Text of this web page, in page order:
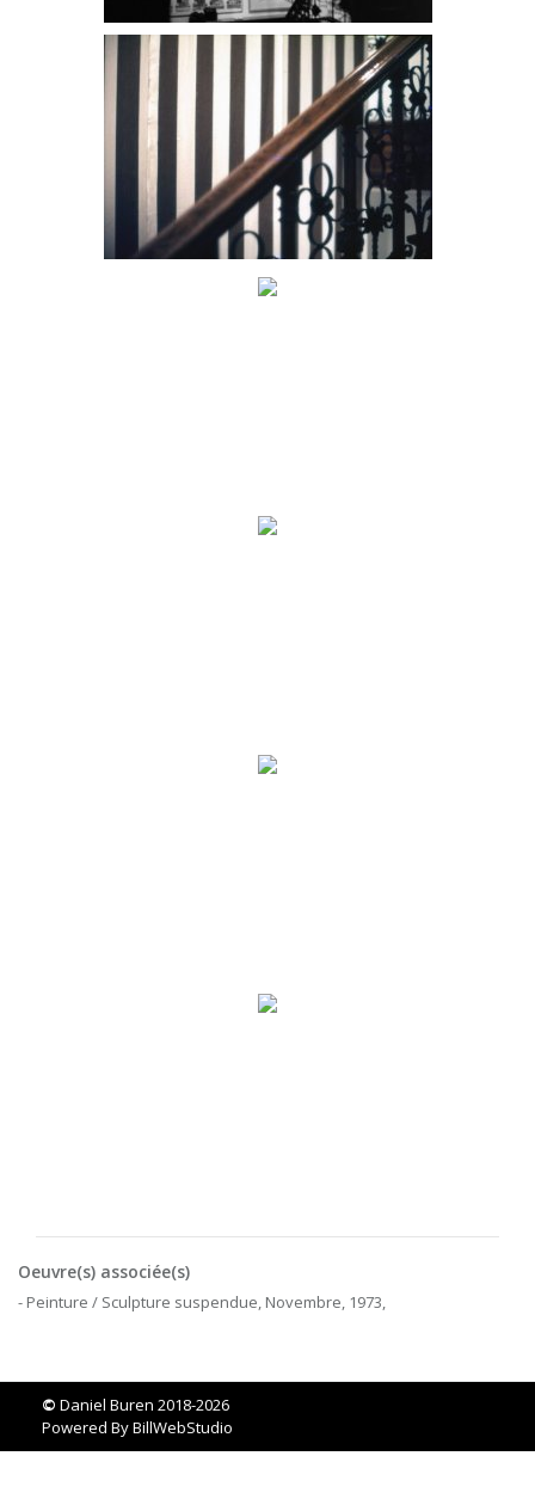
Oeuvre(s) associée(s)
- Peinture / Sculpture suspendue, Novembre, 1973,
© Daniel Buren 2018-2026
Powered ByBillWebStudio